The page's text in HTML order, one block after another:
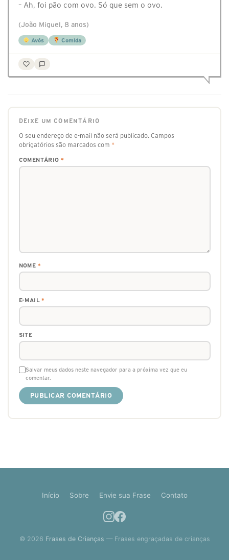
– Ah, foi pão com ovo. Só que sem o ovo.
(João Miguel, 8 anos)
Avós Comida
DEIXE UM COMENTÁRIO
O seu endereço de e-mail não será publicado. Campos
obrigatórios são marcados com *
COMENTÁRIO *
NOME *
E-MAIL*
SITE
Salvar meus dados neste navegador para a próxima vez que eu
comentar.
Início Sobre Envie sua Frase Contato
© 2026 Frases de Crianças — Frases engraçadas de crianças